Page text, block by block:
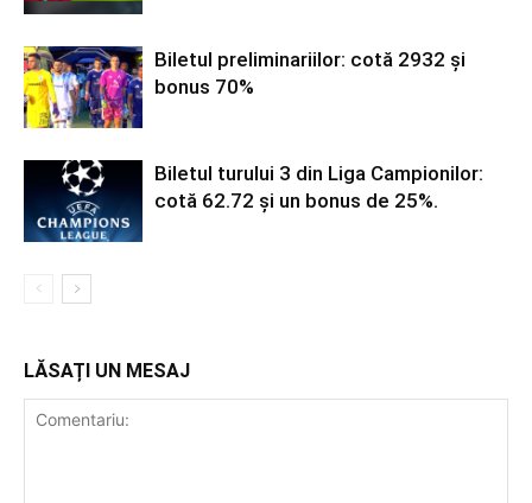
Biletul preliminariilor: cotă 2932 și
bonus 70%
Biletul turului 3 din Liga Campionilor:
cotă 62.72 și un bonus de 25%.
LĂSAȚI UN MESAJ